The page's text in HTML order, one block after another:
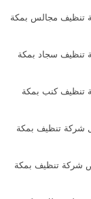
تنظيف مجالس بمكة
تنظيف سجاد بمكة
تنظيف كنب بمكة
شركة تنظيف بمكة
شركة تنظيف بمكة